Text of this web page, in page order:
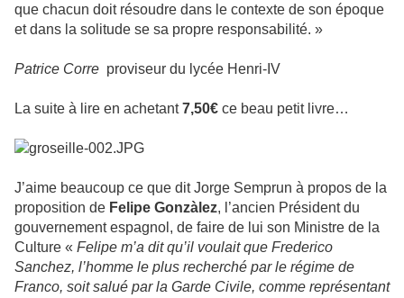
que chacun doit résoudre dans le contexte de son époque
et dans la solitude se sa propre responsabilité. »
Patrice Corre proviseur du lycée Henri-IV
La suite à lire en achetant7,50€ ce beau petit livre…
J’aime beaucoup ce que dit Jorge Semprun à propos de la
proposition de Felipe Gonzàlez, l’ancien Président du
gouvernement espagnol, de faire de lui son Ministre de la
Culture « Felipe m’a dit qu’il voulait que Frederico
Sanchez, l’homme le plus recherché par le régime de
Franco, soit salué par la Garde Civile, comme représentant